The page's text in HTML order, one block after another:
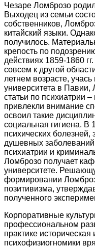
Чезаре Ломброзо
Выходец из семьи
собственников,
китайский языки.
получилось.
крепость по
действиях 1859-1860
совсем к другой
летнем возрасте,
университета в Павии,
статьи по психиатрии
привлекли внимание
освоил такие
социальная гигиена. В
психических болезней,
душевных
психиатрии и
Ломброзо получает
университете.
формировании
позитивизма,
полученного
Корпоративные
профессиональном
практике
психофизиогномики